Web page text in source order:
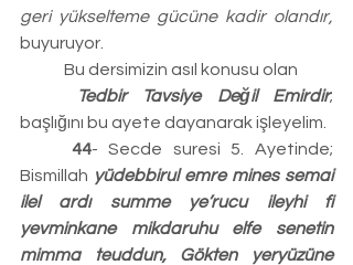
buyuruyor.
	Bu dersimizin asıl konusu olan
	Tedbir Tavsiye Değil Emirdir
;
başlığını bu ayete dayanarak işleyelim.
	44
- Secde suresi 5. Ayetinde;
Bismillah yüdebbirul emre mines semai
ilel ardı summe ye’rucu ileyhi fi
yevminkane mikdaruhu elfe senetin
mimma teuddun, Gökten yeryüzüne